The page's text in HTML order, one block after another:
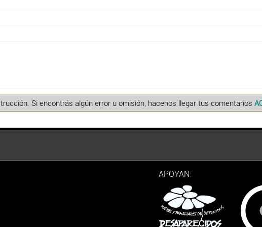
Si encontrás algún error u omisión, hacenos llegar tus comentarios
APOYAN: